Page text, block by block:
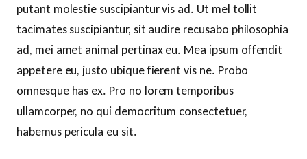
putant molestie suscipiantur vis ad. Ut mel tollit
tacimates suscipiantur, sit audire recusabo philosophia
ad, mei amet animal pertinax eu. Mea ipsum offendit
appetere eu, justo ubique fierent vis ne. Probo
omnesque has ex. Pro no lorem temporibus
ullamcorper, no qui democritum consectetuer,
habemus pericula eu sit.